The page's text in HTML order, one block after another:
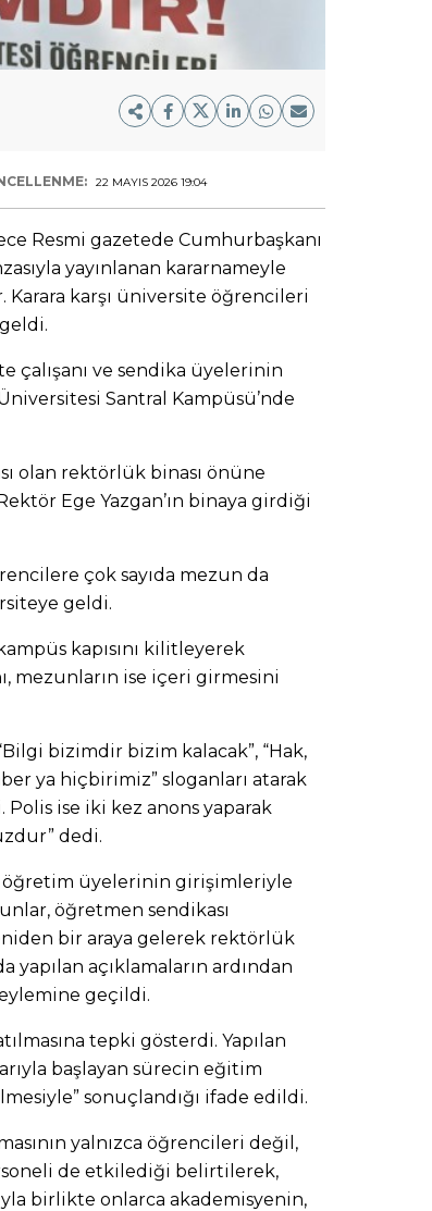
22 MAYIS 2026 19:04
Resmi gazetede Cumhurbaşkanı
yayınlanan kararnameyle
Karara karşı üniversite öğrencileri
çalışanı ve sendika üyelerinin
Santral Kampüsü’nde
olan rektörlük binası önüne
Ege Yazgan’ın binaya girdiği
çok sayıda mezun da
geldi.
kapısını kilitleyerek
mezunların ise içeri girmesini
bizimdir bizim kalacak”, “Hak,
ya hiçbirimiz” sloganları atarak
Polis ise iki kez anons yaparak
dedi.
öğretim üyelerinin girişimleriyle
öğretmen sendikası
bir araya gelerek rektörlük
yapılan açıklamaların ardından
geçildi.
tepki gösterdi. Yapılan
başlayan sürecin eğitim
sonuçlandığı ifade edildi.
yalnızca öğrencileri değil,
de etkilediği belirtilerek,
birlikte onlarca akademisyenin,